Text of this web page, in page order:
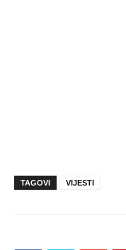
TAGOVI VIJESTI